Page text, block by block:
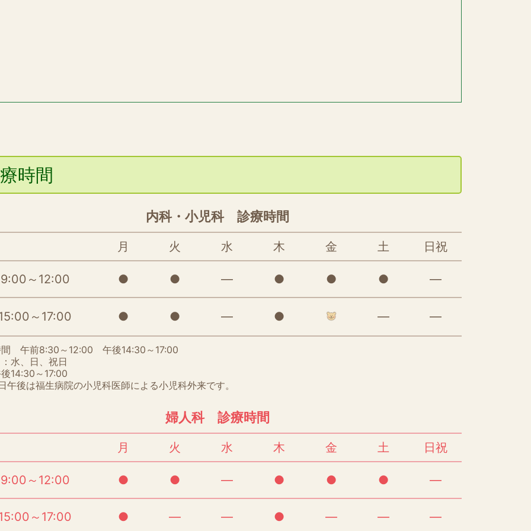
時間
内科・小児科 診療時間
間 午前8:30～12:00 午後14:30～17:00
水、日、祝日
14:30～17:00
午後は福生病院の小児科医師による小児科外来です。
月 火 水 木 金 土 日祝
9:00～12:00 ● ● ― ● ● ● ―
～17:00 ● ● ― ● ― ―
婦人科 診療時間
月 火 水 木 金 土 日祝
9:00～12:00 ● ● ― ● ● ● ―
～17:00 ● ― ― ● ― ― ―